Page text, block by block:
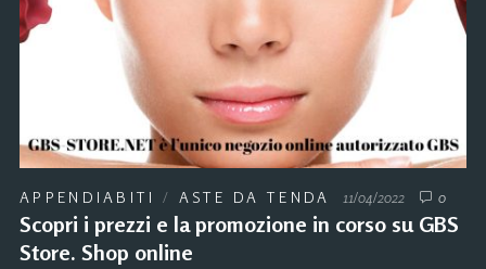
APPENDIABITI / ASTE DA TENDA 11/04/2022 0
Scopri i prezzi e la promozione in corso su GBS
Store. Shop online